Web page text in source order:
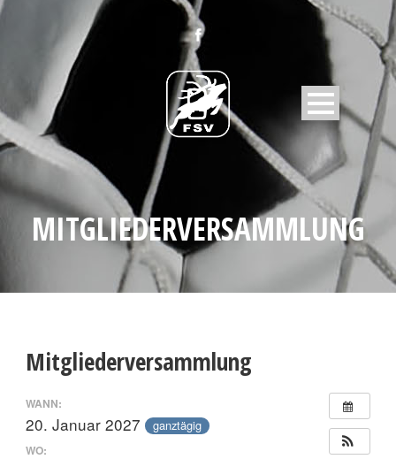
MITGLIEDERVERSAMMLUNG
Mitgliederversammlung
WANN:
20. Januar 2027 ganztägig
WO: